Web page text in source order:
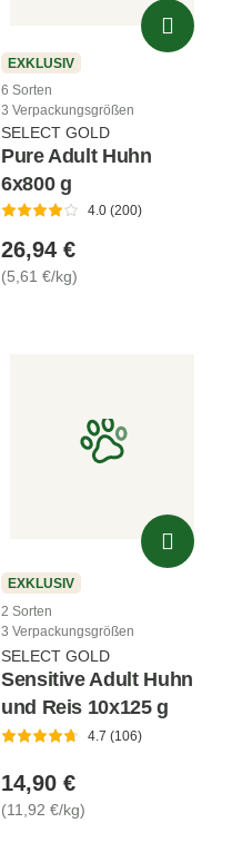
EXKLUSIV
6 Sorten
3 Verpackungsgrößen
SELECT GOLD
Pure Adult Huhn
6x800 g
4.0 (200)
26,94 €
(5,61 €/kg)
EXKLUSIV
2 Sorten
3 Verpackungsgrößen
SELECT GOLD
Sensitive Adult Huhn
und Reis 10x125 g
4.7 (106)
14,90 €
(11,92 €/kg)